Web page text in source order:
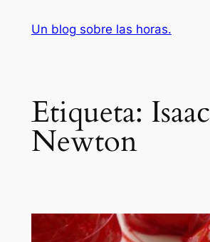
Un blog sobre las horas.
Etiqueta: Isaac
Newton